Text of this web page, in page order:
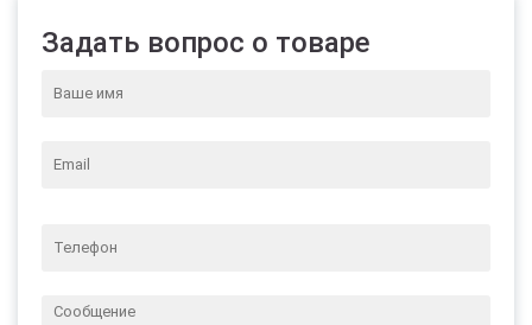
Задать вопрос о товаре